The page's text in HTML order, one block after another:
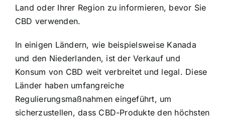
Land oder Ihrer Region zu informieren, bevor Sie
CBD verwenden.
In einigen Ländern, wie beispielsweise Kanada
und den Niederlanden, ist der Verkauf und
Konsum von CBD weit verbreitet und legal. Diese
Länder haben umfangreiche
Regulierungsmaßnahmen eingeführt, um
sicherzustellen, dass CBD-Produkte den höchsten